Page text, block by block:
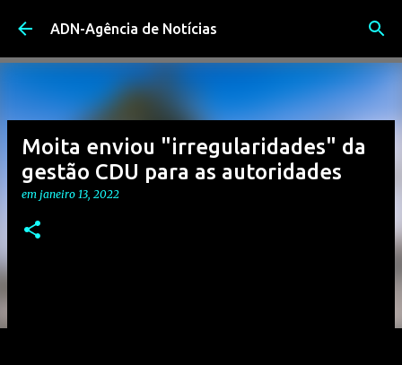
Avançar para o conteúdo principal
ADN-Agência de Notícias
Moita enviou "irregularidades" da
gestão CDU para as autoridades
em janeiro 13, 2022